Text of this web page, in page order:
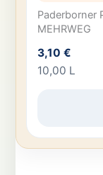
Paderborner
MEHRWEG
3,10 €
10,00 L